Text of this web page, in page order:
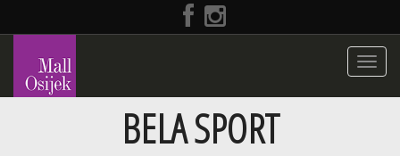
Toggle
BELA SPORT